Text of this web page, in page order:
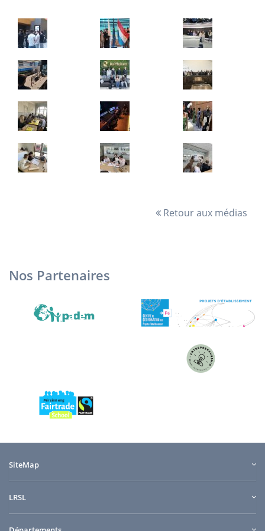
Retour aux médias
Nos Partenaires
SiteMap
LRSL